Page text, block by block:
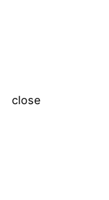
close